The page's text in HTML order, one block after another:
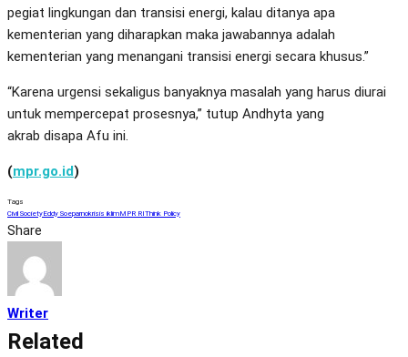
pegiat lingkungan dan transisi energi, kalau ditanya apa
kementerian yang diharapkan maka jawabannya adalah
kementerian yang menangani transisi energi secara khusus.”
“Karena urgensi sekaligus banyaknya masalah yang harus diurai
untuk mempercepat prosesnya,” tutup Andhyta yang
akrab disapa Afu ini.
(mpr.go.id)
Tags
Civil SocietyEddy Soeparnokrisis iklimMPR RIThink Policy
Share
Writer
Related